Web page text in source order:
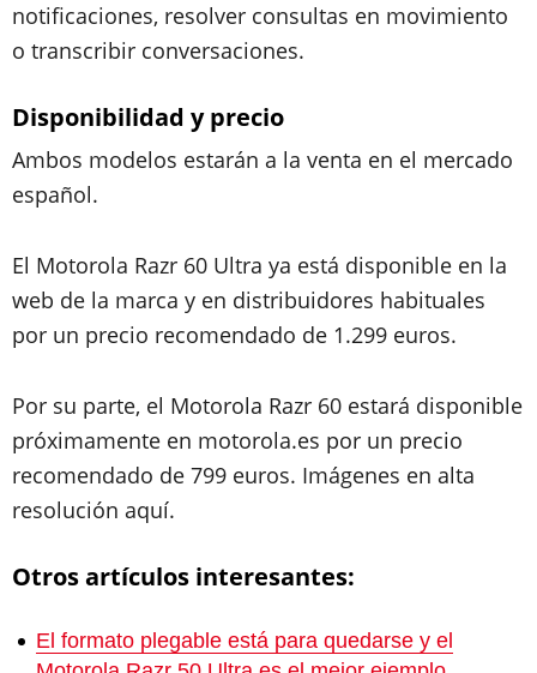
notificaciones, resolver consultas en movimiento
o transcribir conversaciones.
Disponibilidad y precio
Ambos modelos estarán a la venta en el mercado
español.
El Motorola Razr 60 Ultra ya está disponible en la
web de la marca y en distribuidores habituales
por un precio recomendado de 1.299 euros.
Por su parte, el Motorola Razr 60 estará disponible
próximamente en motorola.es por un precio
recomendado de 799 euros. Imágenes en alta
resolución aquí.
Otros artículos interesantes:
El formato plegable está para quedarse y el